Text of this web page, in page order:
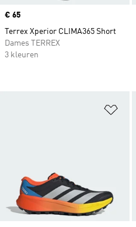
Price
€ 65
Terrex Xperior CLIMA365 Short
Dames TERREX
3 kleuren